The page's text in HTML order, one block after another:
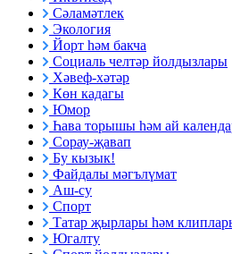
Сәламәтлек
Экология
Йорт һәм бакча
Социаль челтәр йолдызлары
Хәвеф-хәтәр
Көн кадагы
Юмор
Һава торышы һәм ай
Сорау-җавап
Бу кызык!
Файдалы мәгълүмат
Аш-су
Спорт
Татар җырлары һәм
Югалту